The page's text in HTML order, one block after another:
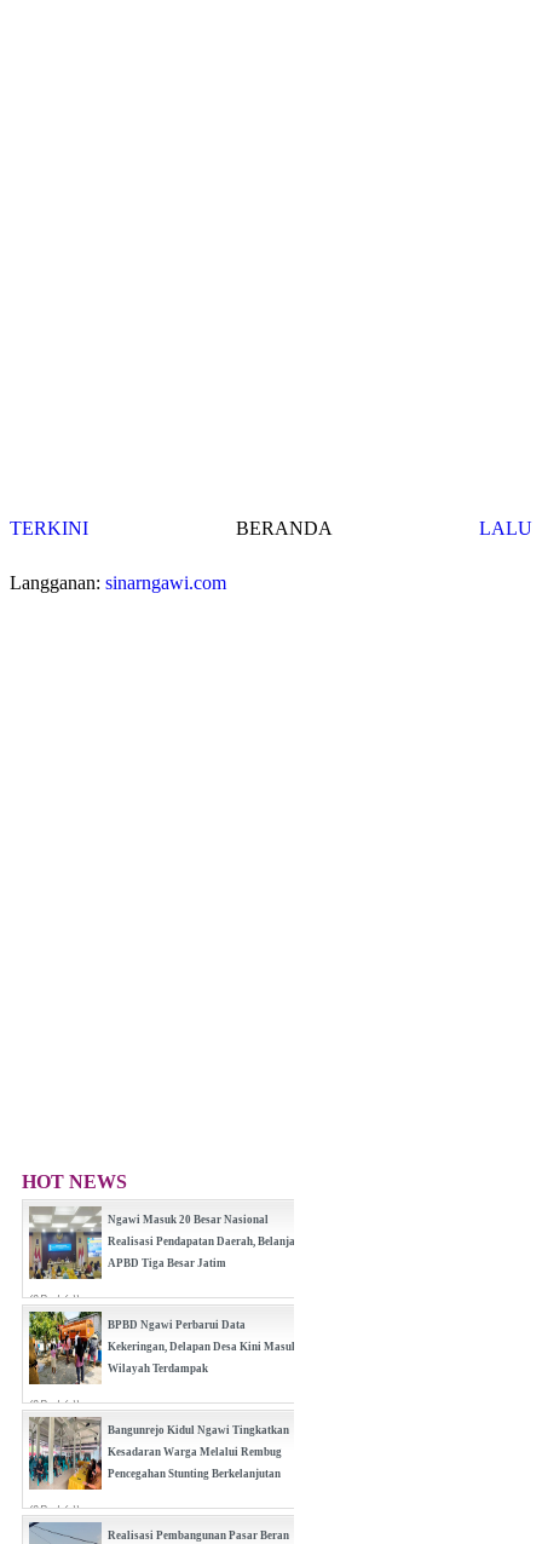
TERKINI LALU
BERANDA
Langganan: sinarngawi.com
HOT NEWS
Ngawi Masuk 20 Besar Nasional
Realisasi Pendapatan Daerah, Belanja
APBD Tiga Besar Jatim
(0 Reply(s))
BPBD Ngawi Perbarui Data
Kekeringan, Delapan Desa Kini Masuk
Wilayah Terdampak
(0 Reply(s))
Bangunrejo Kidul Ngawi Tingkatkan
Kesadaran Warga Melalui Rembug
Pencegahan Stunting Berkelanjutan
(0 Reply(s))
Realisasi Pembangunan Pasar Beran